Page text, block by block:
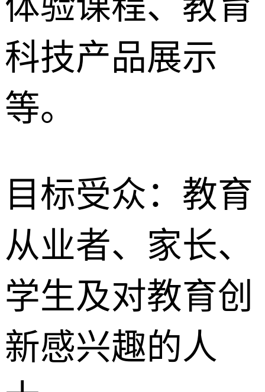
科技产品展示
等。
目标受众：教育
从业者、家长、
学生及对教育创
新感兴趣的人